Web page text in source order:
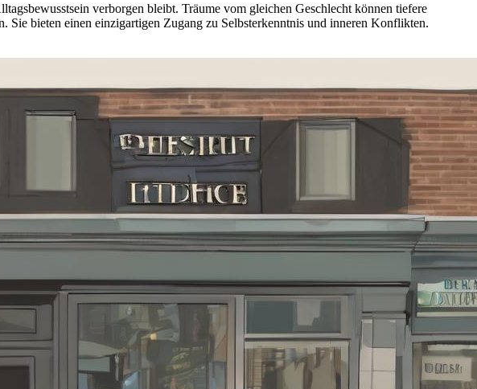
verborgen bleibt. Träume vom gleichen Geschlecht können tiefere
Sie bieten einen einzigartigen Zugang zu Selbsterkenntnis und inneren Konflikten.